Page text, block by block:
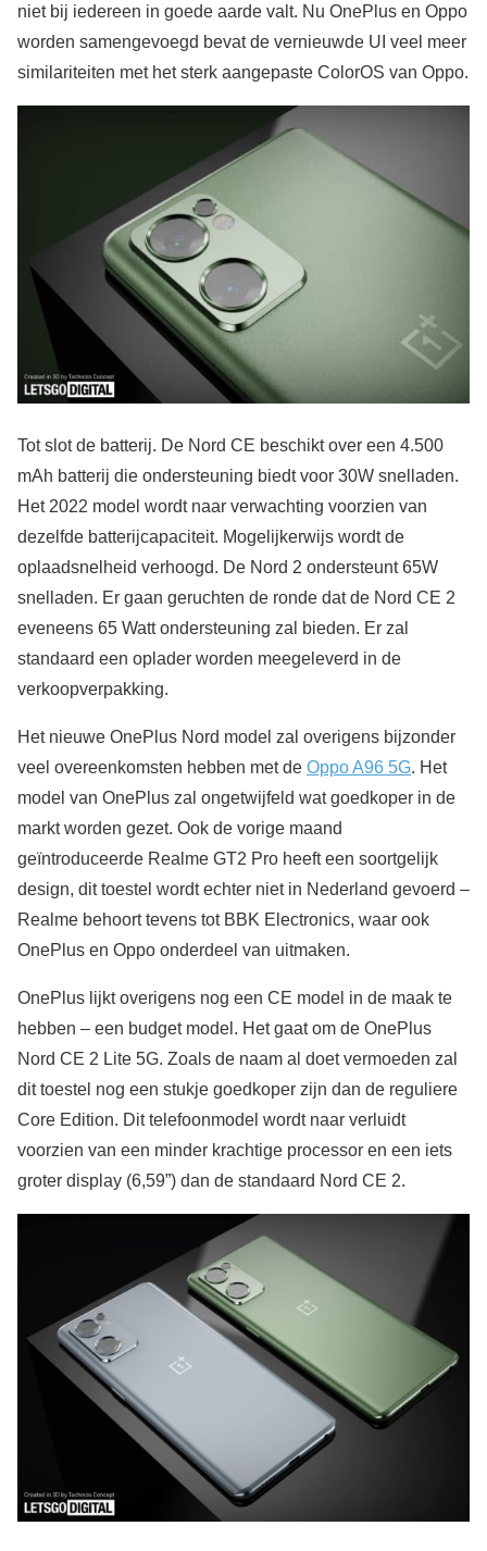
niet bij iedereen in goede aarde valt. Nu OnePlus en Oppo
worden samengevoegd bevat de vernieuwde UI veel meer
similariteiten met het sterk aangepaste ColorOS van Oppo.
Tot slot de batterij. De Nord CE beschikt over een 4.500
mAh batterij die ondersteuning biedt voor 30W snelladen.
Het 2022 model wordt naar verwachting voorzien van
dezelfde batterijcapaciteit. Mogelijkerwijs wordt de
oplaadsnelheid verhoogd. De Nord 2 ondersteunt 65W
snelladen. Er gaan geruchten de ronde dat de Nord CE 2
eveneens 65 Watt ondersteuning zal bieden. Er zal
standaard een oplader worden meegeleverd in de
verkoopverpakking.
Het nieuwe OnePlus Nord model zal overigens bijzonder
veel overeenkomsten hebben met de Oppo A96 5G. Het
model van OnePlus zal ongetwijfeld wat goedkoper in de
markt worden gezet. Ook de vorige maand
geïntroduceerde Realme GT2 Pro heeft een soortgelijk
design, dit toestel wordt echter niet in Nederland gevoerd –
Realme behoort tevens tot BBK Electronics, waar ook
OnePlus en Oppo onderdeel van uitmaken.
OnePlus lijkt overigens nog een CE model in de maak te
hebben – een budget model. Het gaat om de OnePlus
Nord CE 2 Lite 5G. Zoals de naam al doet vermoeden zal
dit toestel nog een stukje goedkoper zijn dan de reguliere
Core Edition. Dit telefoonmodel wordt naar verluidt
voorzien van een minder krachtige processor en een iets
groter display (6,59”) dan de standaard Nord CE 2.